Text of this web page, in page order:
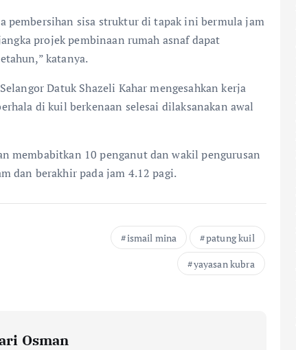
pembersihan sisa struktur di tapak ini bermula jam
projek pembinaan rumah asnaf dapat
katanya.
Datuk Shazeli Kahar mengesahkan kerja
di kuil berkenaan selesai dilaksanakan awal
membabitkan 10 penganut dan wakil pengurusan
dan berakhir pada jam 4.12 pagi.
ismail mina
patung kuil
yayasan kubra
Osman